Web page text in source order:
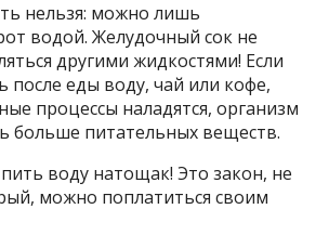
нельзя: можно лишь
водой. Желудочный сок не
другими жидкостями! Если
после еды воду, чай или кофе,
процессы наладятся, организм
больше питательных веществ.
воду натощак! Это закон, не
можно поплатиться своим